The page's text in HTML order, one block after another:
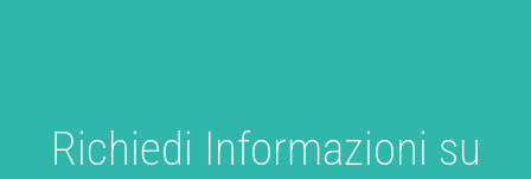
Richiedi Informazioni su